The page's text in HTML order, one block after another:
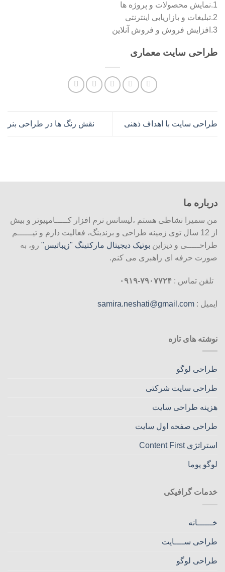
1.نمایش محصولات و پروژه ها
2.تبلیغات و بازاریابی اینترنتی
3.افزایش فروش و فروش آنلاین
طراحی سایت معماری
طراحی سایت با اهداف ذهنی نقش رنگ ها در طراحی بنر
درباره ما
من سمیرا نشاطی هستم ،لیسانس نرم افزار کـــــامپیوتر و بیش
از 12 سال توی زمینه طراحی و برندینگ، فعالیت دارم و تیــــــم
طراحـــــی و دیزاین بوتیک دیجیتال مارکتینگ "زیباتیس" رو، به
صورت حرفه ای راهبری می کنم.
تلفن تماس : ۷۹۰۷۷۲۴-۰۹۱۹
ایمیل : samira.neshati@gmail.com
نوشته های تازه
طراحی لوگو
طراحی سایت شرکتی
هزینه طراحی سایت
طراحی صفحه اول سایت
استراتژی Content First
لوگو پوما
خدمات گرافیکی
خــــــانه
طراحی ســــایت
طراحی لوگو